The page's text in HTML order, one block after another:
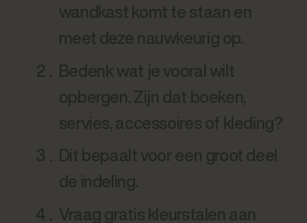
wandkast komt te staan en
meet deze nauwkeurig op.
Bedenk wat je vooral wilt
opbergen. Zijn dat boeken,
servies, accessoires of kleding?
Dit bepaalt voor een groot deel
de indeling.
Vraag gratis kleurstalen aan